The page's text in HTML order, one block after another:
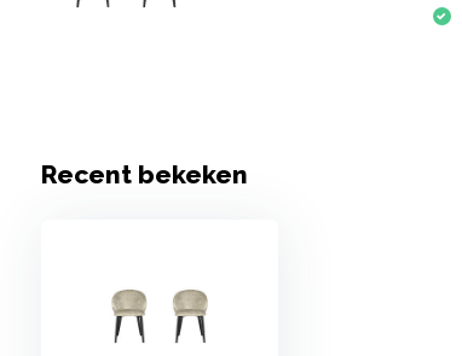
Recent bekeken